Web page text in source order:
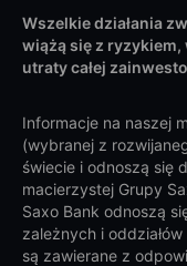
Wszelkie działania
wiążą się z
utraty całej
Informacje na naszej
(wybranej z
świecie i odnoszą się
macierzystej Grupy
Saxo Bank odnoszą
zależnych i
są zawierane z